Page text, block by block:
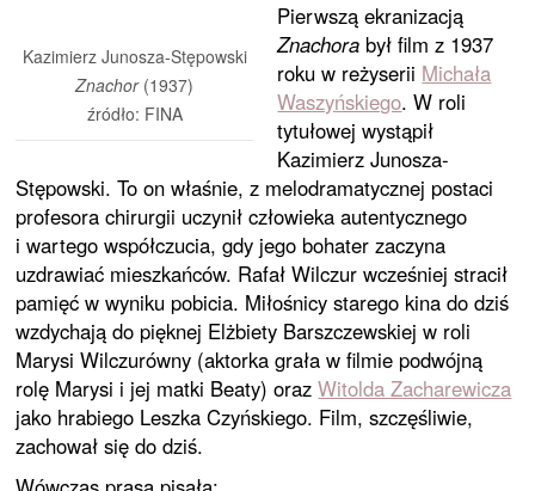
Kazimierz Junosza-Stępowski
Znachor(1937)
źródło: FINA
Pierwszą ekranizacją
Znachora był film z 1937
roku w reżyserii Michała
Waszyńskiego. W roli
tytułowej wystąpił
Kazimierz Junosza-
Stępowski. To on właśnie, z melodramatycznej postaci
profesora chirurgii uczynił człowieka autentycznego
i wartego współczucia, gdy jego bohater zaczyna
uzdrawiać mieszkańców. Rafał Wilczur wcześniej stracił
pamięć w wyniku pobicia. Miłośnicy starego kina do dziś
wzdychają do pięknej Elżbiety Barszczewskiej w roli
Marysi Wilczurówny (aktorka grała w filmie podwójną
rolę Marysi i jej matki Beaty) orazWitolda Zacharewicza
jako hrabiego Leszka Czyńskiego. Film, szczęśliwie,
zachował się do dziś.